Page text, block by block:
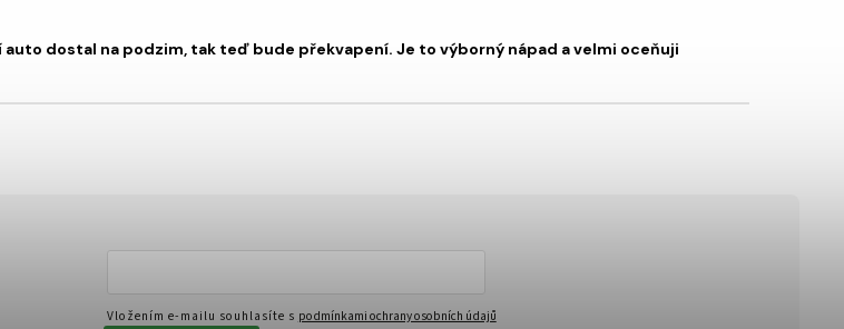
dostal na podzim, tak teď bude překvapení. Je to výborný nápad a velmi oceňuji
Vložením e-mailu souhlasíte s podmínkami ochrany osobních údajů